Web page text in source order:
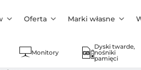
Oferta Marki własne
Monitory
Dyski twarde,
nośniki
pamięci